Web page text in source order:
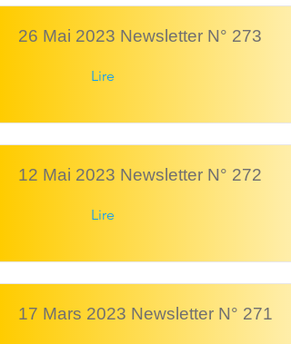
26 Mai 2023 Newsletter N° 273
Lire
12 Mai 2023 Newsletter N° 272
Lire
17 Mars 2023 Newsletter N° 271